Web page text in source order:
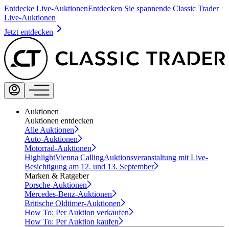
Entdecke Live-AuktionenEntdecken Sie spannende Classic Trader
Live-Auktionen
Jetzt entdecken
Auktionen
Auktionen entdecken
Alle Auktionen
Auto-Auktionen
Motorrad-Auktionen
HighlightVienna CallingAuktionsveranstaltung mit Live-
Besichtigung am 12. und 13. September
Marken & Ratgeber
Porsche-Auktionen
Mercedes-Benz-Auktionen
Britische Oldtimer-Auktionen
How To: Per Auktion verkaufen
How To: Per Auktion kaufen